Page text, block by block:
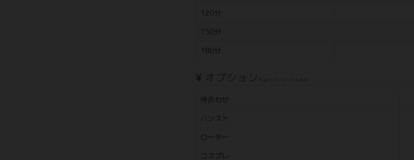
120分
150分
180分
オプション
待合わせ
パンスト
ローター
コスプレ